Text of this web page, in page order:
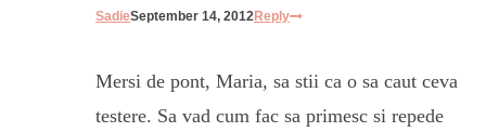
SadieSeptember 14, 2012Reply
Mersi de pont, Maria, sa stii ca o sa caut ceva
testere. Sa vad cum fac sa primesc si repede